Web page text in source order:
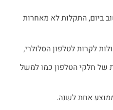
ביום, התקלות לא מאחרות
לקרות לטלפון הסלולרי,
של חלקי הטלפון כמו למשל
אחת לשנה.